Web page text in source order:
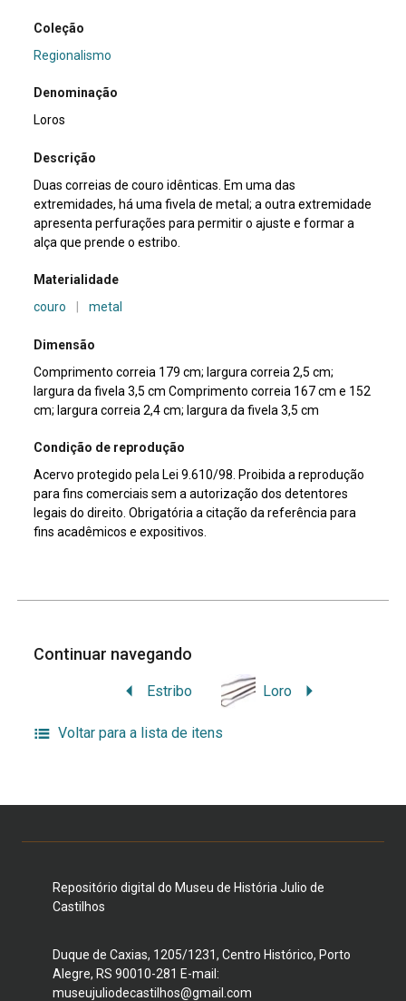
Coleção
Regionalismo
Denominação
Loros
Descrição
Duas correias de couro idênticas. Em uma das
extremidades, há uma fivela de metal; a outra extremidade
apresenta perfurações para permitir o ajuste e formar a
alça que prende o estribo.
Materialidade
couro
metal
Dimensão
Comprimento correia 179 cm; largura correia 2,5 cm;
largura da fivela 3,5 cm Comprimento correia 167 cm e 152
cm; largura correia 2,4 cm; largura da fivela 3,5 cm
Condição de reprodução
Acervo protegido pela Lei 9.610/98. Proibida a reprodução
para fins comerciais sem a autorização dos detentores
legais do direito. Obrigatória a citação da referência para
fins acadêmicos e expositivos.
Continuar navegando
Estribo Loro
Voltar para a lista de itens
Repositório digital do Museu de História Julio de
Castilhos
Duque de Caxias, 1205/1231, Centro Histórico, Porto
Alegre, RS 90010-281 E-mail:
museujuliodecastilhos@gmail.com